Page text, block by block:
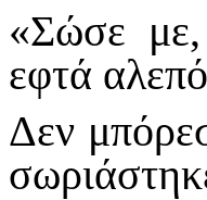
«Σώσε
εφτά
Δεν